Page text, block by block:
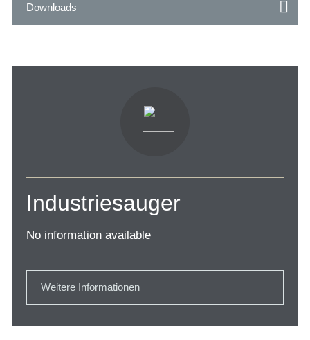
Downloads
Industriesauger
No information available
Weitere Informationen